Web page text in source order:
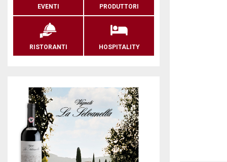
EVENTI PRODUTTORI
RISTORANTI HOSPITALITY